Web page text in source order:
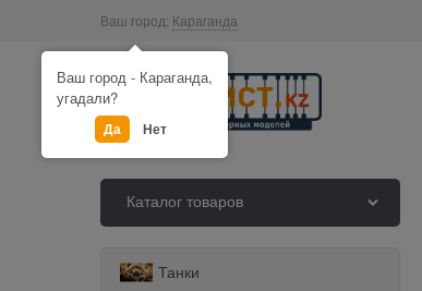
Ваш город: Караганда
Каталог товаров
Танки
Найдено товаров:
Ваш город - Караганда,
угадали?
Да Нет